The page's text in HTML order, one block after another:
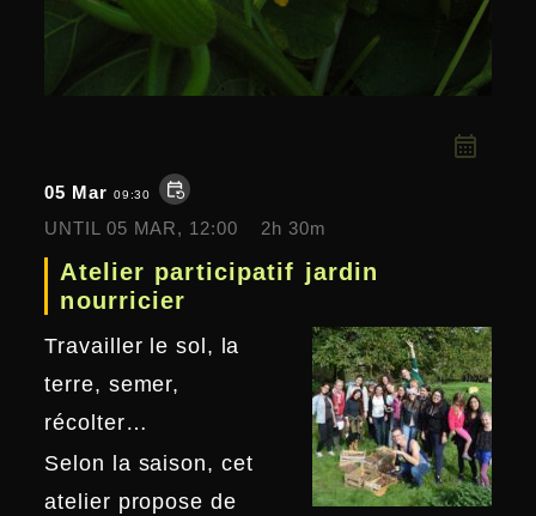
05 Mar 09:30 event_repeat
UNTIL 05 MAR, 12:00 2h 30m
Atelier participatif jardin
nourricier
Travailler le sol, la
terre, semer,
récolter…
Selon la saison, cet
atelier propose de